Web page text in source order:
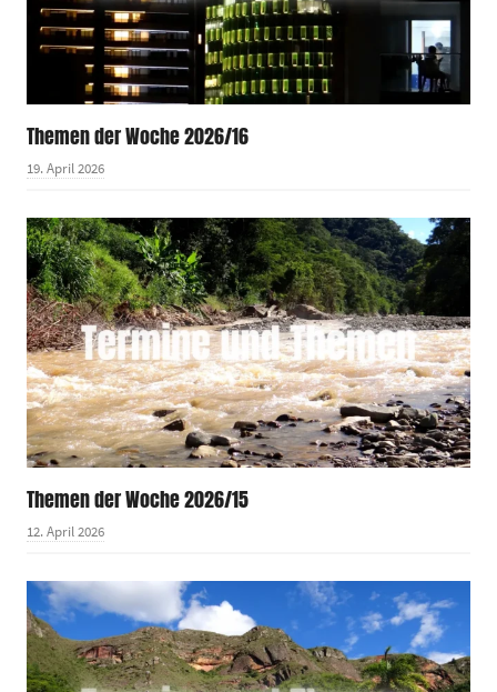
Themen der Woche 2026/16
19. April 2026
Themen der Woche 2026/15
12. April 2026